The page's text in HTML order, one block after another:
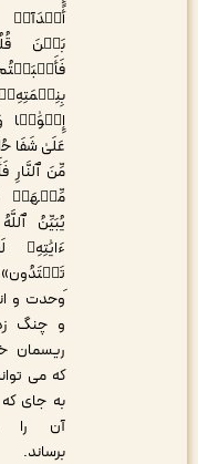
أَعۡدَآءࣰ فَأَلَّفَ
بَیۡنَ قُلُوبِکُمۡ
فَأَصۡبَحۡتُم
بِنِعۡمَتِهِۦٓ
إِخۡوَٰنࣰا وَکُنتُمۡ
عَلَیٰ شَفَا حُفۡرَهࣲ
مِّنَ ٱلنَّارِ فَأَنقَذَکُم
مِّنۡهَاۗ کَذَٰلِکَ
یُبَیِّنُ ٱللَّهُ لَکُمۡ
ءَایَٰتِهِۦ لَعَلَّکُمۡ
تَهۡتَدُون» این
َوحدت و انسجام
و چنگ زدن به
ریسمان خداست
که می تواند ما را
به جای که لیاقت
آن را داریم